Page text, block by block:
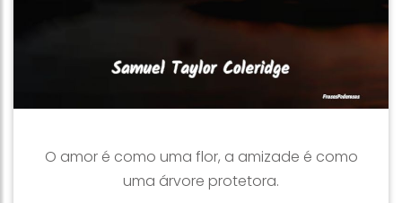
O amor é como uma flor, a amizade é como
uma árvore protetora.